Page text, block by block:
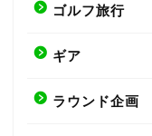
ゴルフ旅行
ギア
ラウンド企画